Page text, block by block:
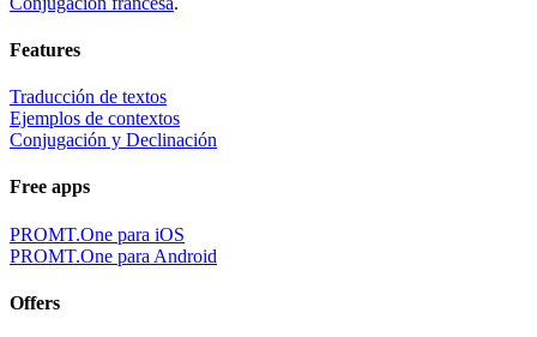
Features
Traducción de textos
Ejemplos de contextos
Conjugación y Declinación
Free apps
PROMT.One para iOS
PROMT.One para Android
Offers